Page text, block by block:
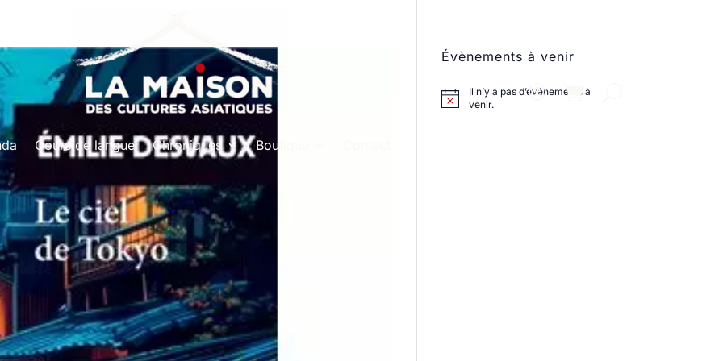
Cours de langue Chroniques Boutique
Évènements à venir
Il n’y a pas d’évènements à
venir.